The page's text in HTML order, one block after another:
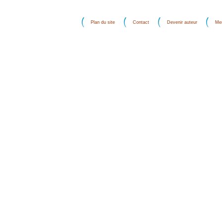
Plan du site Contact Devenir auteur